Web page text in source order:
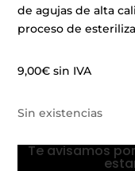
de agujas de alta
proceso de
9,00€ sin IVA
Sin existencias
Te avisamos